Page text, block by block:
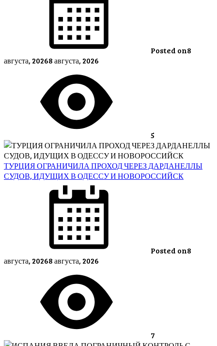
Posted on8
августа, 20268 августа, 2026
5
ТУРЦИЯ ОГРАНИЧИЛА ПРОХОД ЧЕРЕЗ ДАРДАНЕЛЛЫ
СУДОВ, ИДУЩИХ В ОДЕССУ И НОВОРОССИЙСК
Posted on8
августа, 20268 августа, 2026
7